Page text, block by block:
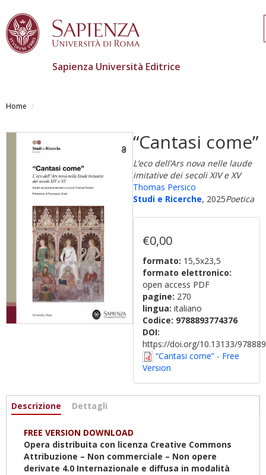
contenuto
Sapienza Università Editrice
Home
“Cantasi come”
L’eco dell’Ars nova nelle laude
imitative dei secoli XIV e XV
Thomas Persico
Studi e Ricerche, 2025Poetica
€0,00
formato: 15,5x23,5
formato elettronico:
open access PDF
pagine: 270
lingua: italiano
Codice: 9788893774376
DOI:
https://doi.org/10.13133/
“Cantasi come” - Free
Version
Informazioni
Descrizione (scheda
Dettagli
FREE VERSION DOWNLOAD
Opera distribuita con licenza Creative Commons
Attribuzione – Non commerciale – Non opere
derivate 4.0 Internazionale e diffusa in modalità